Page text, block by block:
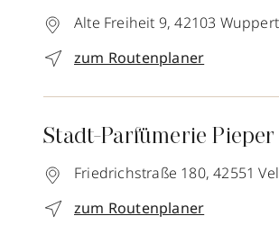
Alte Freiheit 9, 42103
zum Routenplaner
Stadt-Parfümerie Pieper
Friedrichstraße 180, 42551
zum Routenplaner